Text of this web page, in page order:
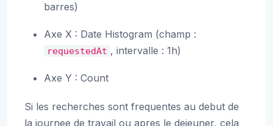
barres)
Axe X : Date Histogram (champ :
requestedAt , intervalle : 1h)
Axe Y : Count
Si les recherches sont frequentes au debut de
la journee de travail ou apres le dejeuner, cela